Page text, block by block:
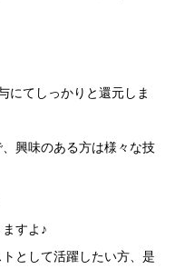
にてしっかりと還元しま
興味のある方は様々な技
すよ♪
として活躍したい方、是